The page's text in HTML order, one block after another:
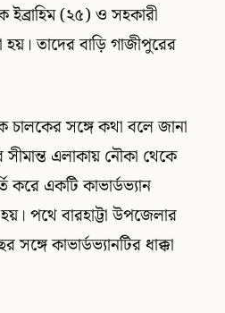
ইব্রাহিম (২৫) ও সহকারী
তাদের বাড়ি গাজীপুরের
সঙ্গে কথা বলে জানা
এলাকায় নৌকা থেকে
করে একটি কাভার্ডভ্যান
পথে বারহাট্টা উপজেলার
কাভার্ডভ্যানটির ধাক্কা